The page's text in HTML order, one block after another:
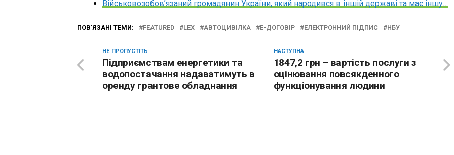
Військовозобов’язаний громадянин України, який народився в іншій державі та має іншу…
ПОВ'ЯЗАНІ ТЕМИ: FEATURED LEX АВТОЦИВІЛКА Е-ДОГОВІР ЕЛЕКТРОННИЙ ПІДПИС НБУ
НАСТУПНА
1847,2 грн – вартість послуги з
оцінювання повсякденного
функціонування людини
НЕ ПРОПУСТІТЬ
Підприємствам енергетики та
водопостачання надаватимуть в
оренду грантове обладнання